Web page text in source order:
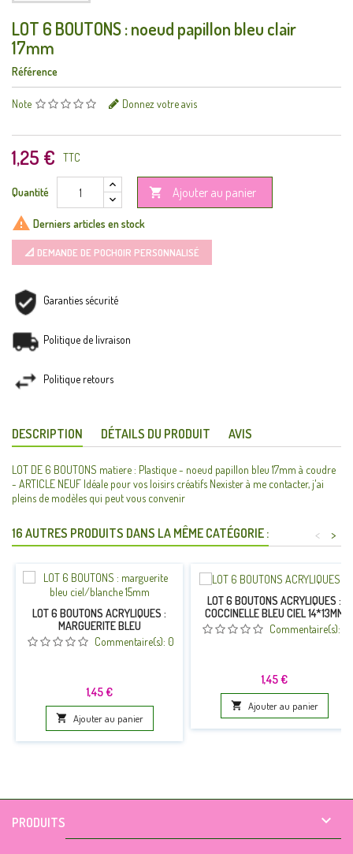
LOT 6 BOUTONS : noeud papillon bleu clair
17mm
Référence
Note Donnez votre avis
1,25 € TTC
Quantité  Ajouter au panier
 Derniers articles en stock
📐 DEMANDE DE POCHOIR PERSONNALISÉ
Garanties sécurité
Politique de livraison
Politique retours
DESCRIPTION DÉTAILS DU PRODUIT AVIS
LOT DE 6 BOUTONS matiere : Plastique - noeud papillon bleu 17mm à coudre
- ARTICLE NEUF Idéale pour vos loisirs créatifs Nexister à me contacter, j'ai
pleins de modèles qui peut vous convenir
16 AUTRES PRODUITS DANS LA MÊME CATÉGORIE : >
<
LOT 6 BOUTONS ACRYLIQUES :
MARGUERITE BLEU
CLAIR/BLANCHE 15MM (01)
Commentaire(s): 0
Prix
1,45 €
 Ajouter au panier
LOT 6 BOUTONS ACRYLIQUES :
COCCINELLE BLEU CIEL 14*13MM
Commentaire(s):
Prix
1,45 €
 Ajouter au panier
PRODUITS 